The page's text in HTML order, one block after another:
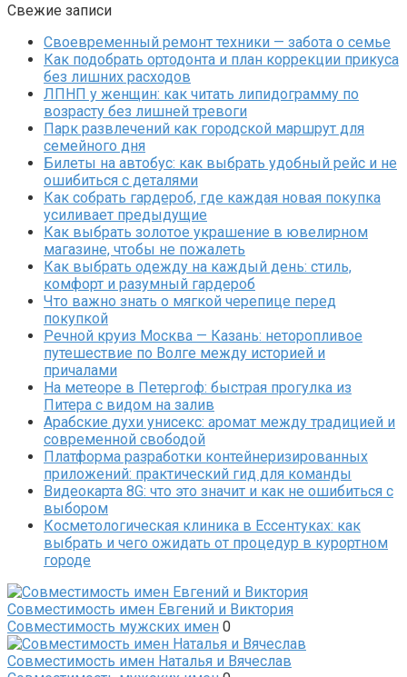
Свежие записи
Своевременный ремонт техники — забота о семье
Как подобрать ортодонта и план коррекции прикуса
без лишних расходов
ЛПНП у женщин: как читать липидограмму по
возрасту без лишней тревоги
Парк развлечений как городской маршрут для
семейного дня
Билеты на автобус: как выбрать удобный рейс и не
ошибиться с деталями
Как собрать гардероб, где каждая новая покупка
усиливает предыдущие
Как выбрать золотое украшение в ювелирном
магазине, чтобы не пожалеть
Как выбрать одежду на каждый день: стиль,
комфорт и разумный гардероб
Что важно знать о мягкой черепице перед
покупкой
Речной круиз Москва — Казань: неторопливое
путешествие по Волге между историей и
причалами
На метеоре в Петергоф: быстрая прогулка из
Питера с видом на залив
Арабские духи унисекс: аромат между традицией и
современной свободой
Платформа разработки контейнеризированных
приложений: практический гид для команды
Видеокарта 8G: что это значит и как не ошибиться с
выбором
Косметологическая клиника в Ессентуках: как
выбрать и чего ожидать от процедур в курортном
городе
Совместимость имен Евгений и Виктория
Совместимость мужских имен 0
Совместимость имен Наталья и Вячеслав